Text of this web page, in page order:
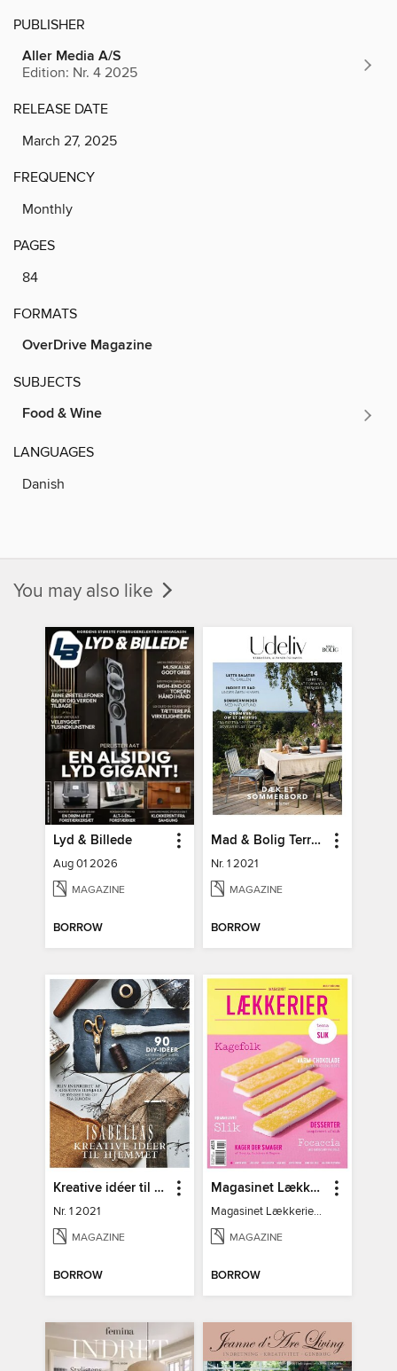
PUBLISHER
Aller Media A/S
Edition: Nr. 4 2025
RELEASE DATE
March 27, 2025
FREQUENCY
Monthly
PAGES
84
FORMATS
OverDrive Magazine
SUBJECTS
Food & Wine
LANGUAGES
Danish
You may also like
Lyd & Billede
Aug 01 2026
MAGAZINE
BORROW
Mad & Bolig Terrasse og udeliv
Nr. 1 2021
MAGAZINE
BORROW
Kreative idéer til hjemmet
Nr. 1 2021
MAGAZINE
BORROW
Magasinet Lækkerier
Magasinet Lækkerier nr. 30
MAGAZINE
BORROW